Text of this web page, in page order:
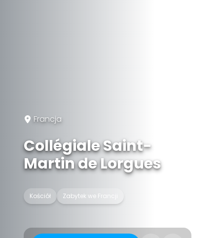
Francja
Collégiale Saint-
Martin de Lorgues
Kościół Zabytek we Francji